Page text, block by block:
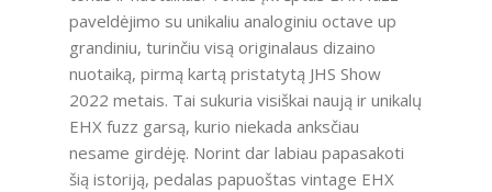
paveldėjimo su unikaliu analoginiu octave up
grandiniu, turinčiu visą originalaus dizaino
nuotaiką, pirmą kartą pristatytą JHS Show
2022 metais. Tai sukuria visiškai naują ir unikalų
EHX fuzz garsą, kurio niekada anksčiau
nesame girdėję. Norint dar labiau papasakoti
šią istoriją, pedalas papuoštas vintage EHX